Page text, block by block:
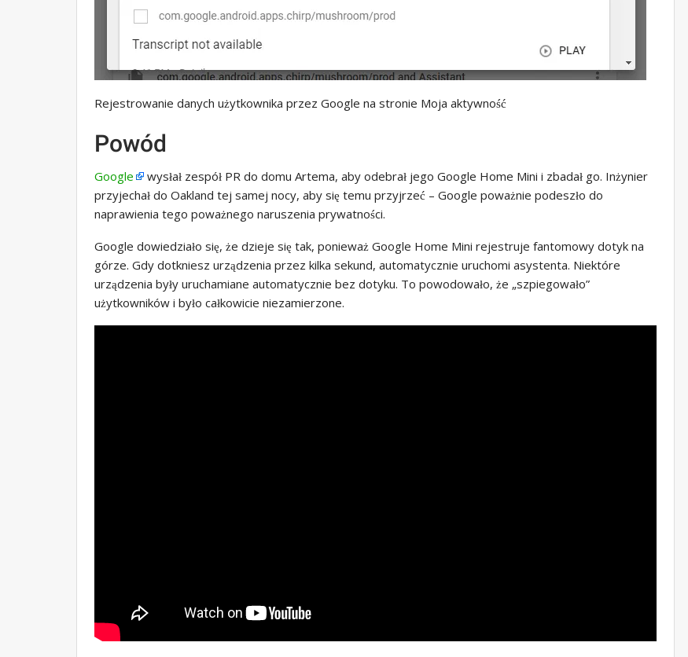
Rejestrowanie danych użytkownika przez Google na stronie Moja aktywność
Powód
Google
wysłał zespół PR do domu Artema, aby odebrał jego Google Home Mini i zbadał go. Inżynier
przyjechał do Oakland tej samej nocy, aby się temu przyjrzeć – Google poważnie podeszło do
naprawienia tego poważnego naruszenia prywatności.
Google dowiedziało się, że dzieje się tak, ponieważ Google Home Mini rejestruje fantomowy dotyk na
górze. Gdy dotkniesz urządzenia przez kilka sekund, automatycznie uruchomi asystenta. Niektóre
urządzenia były uruchamiane automatycznie bez dotyku. To powodowało, że „szpiegowało”
użytkowników i było całkowicie niezamierzone.